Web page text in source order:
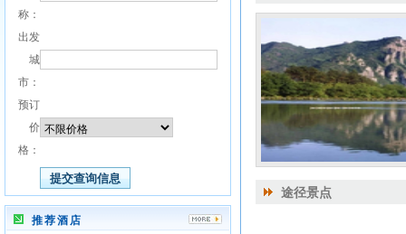
称：
出发
城
市：
预订
价
格：
推荐酒店
途径景点